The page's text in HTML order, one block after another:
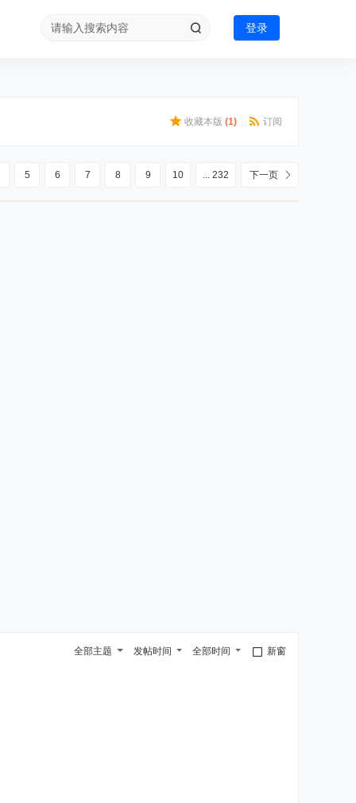
登录
收藏本版 (1) 订阅
5 6 7 8 9 10 ... 232 下一页
新窗
全部时间
发帖时间
全部主题